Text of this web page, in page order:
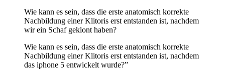
Wie kann es sein, dass die erste anatomisch korrekte
Nachbildung einer Klitoris erst entstanden ist, nachdem
wir ein Schaf geklont haben?
Wie kann es sein, dass die erste anatomisch korrekte
Nachbildung einer Klitoris erst entstanden ist, nachdem
das iphone 5 entwickelt wurde?”